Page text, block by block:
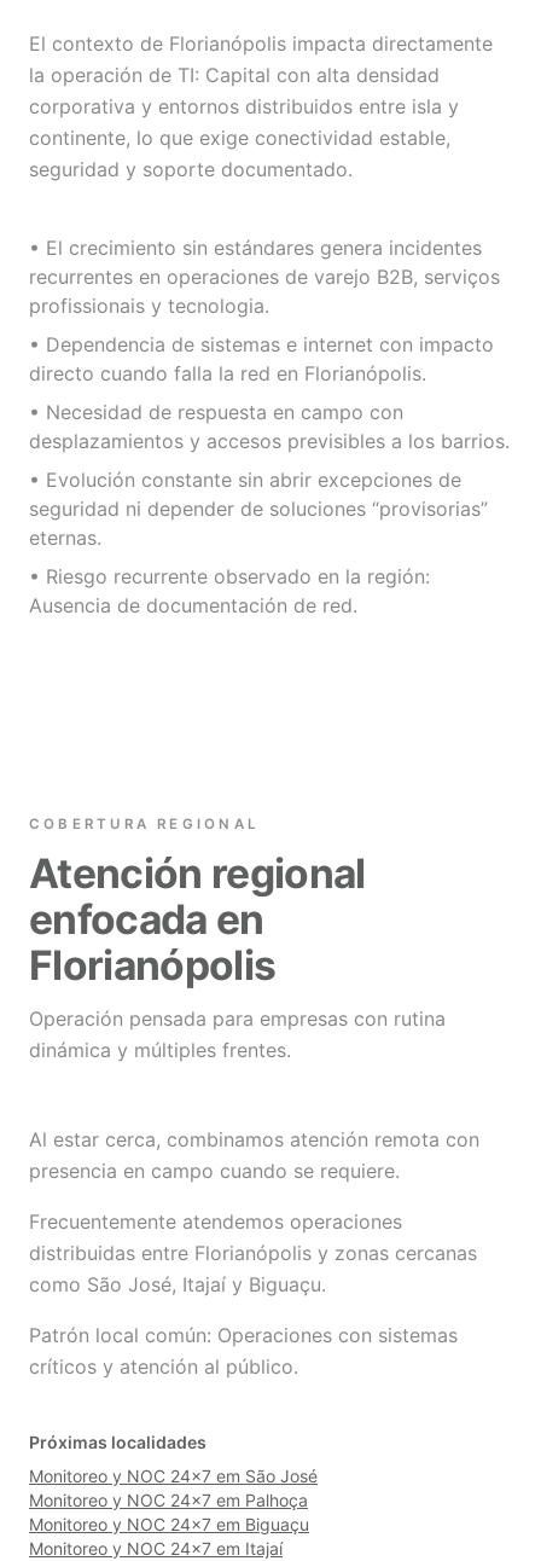
El contexto de Florianópolis impacta directamente
la operación de TI: Capital con alta densidad
corporativa y entornos distribuidos entre isla y
continente, lo que exige conectividad estable,
seguridad y soporte documentado.
• El crecimiento sin estándares genera incidentes
recurrentes en operaciones de varejo B2B, serviços
profissionais y tecnologia.
• Dependencia de sistemas e internet con impacto
directo cuando falla la red en Florianópolis.
• Necesidad de respuesta en campo con
desplazamientos y accesos previsibles a los barrios.
• Evolución constante sin abrir excepciones de
seguridad ni depender de soluciones “provisorias”
eternas.
• Riesgo recurrente observado en la región:
Ausencia de documentación de red.
COBERTURA REGIONAL
Atención regional
enfocada en
Florianópolis
Operación pensada para empresas con rutina
dinámica y múltiples frentes.
Al estar cerca, combinamos atención remota con
presencia en campo cuando se requiere.
Frecuentemente atendemos operaciones
distribuidas entre Florianópolis y zonas cercanas
como São José, Itajaí y Biguaçu.
Patrón local común: Operaciones con sistemas
críticos y atención al público.
Próximas localidades
Monitoreo y NOC 24×7 em São José
Monitoreo y NOC 24×7 em Palhoça
Monitoreo y NOC 24×7 em Biguaçu
Monitoreo y NOC 24×7 em Itajaí